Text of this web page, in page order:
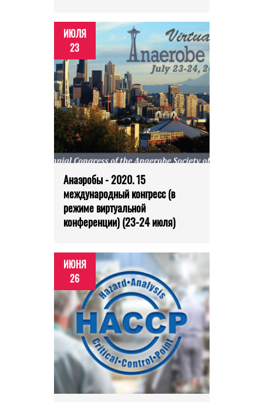
ИЮЛЯ
23
Анаэробы - 2020. 15
международный конгресс (в
режиме виртуальной
конференции) (23-24 июля)
ИЮНЯ
26